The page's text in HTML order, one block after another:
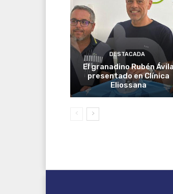
DESTACADA
El granadino Rubén Ávila
presentado en Clínica
Eliossana